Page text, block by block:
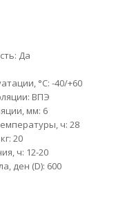
Да
°С: -40/+60
ВПЭ
мм: 6
ч: 28
20
ч: 12-20
ден (D): 600